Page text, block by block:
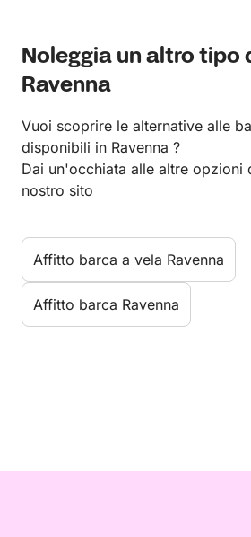
Noleggia un altro tipo
Ravenna
Vuoi scoprire le alternative alle
disponibili in Ravenna ?
Dai un'occhiata alle altre opzioni
nostro sito
Affitto barca a vela Ravenna
Affitto barca Ravenna